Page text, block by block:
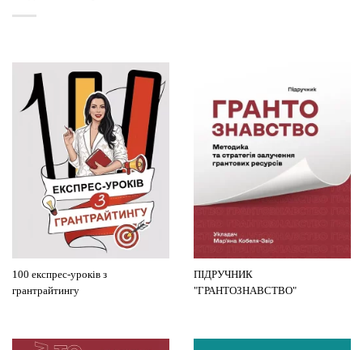
100 експрес-уроків з
грантрайтингу
ПІДРУЧНИК
"ГРАНТОЗНАВСТВО"